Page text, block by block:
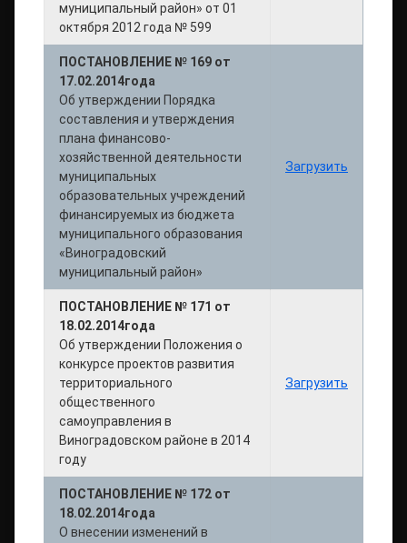
муниципальный район» от 01
октября 2012 года № 599
ПОСТАНОВЛЕНИЕ № 169 от
17.02.2014года
Об утверждении Порядка
составления и утверждения
плана финансово-
хозяйственной деятельности
муниципальных
образовательных учреждений
финансируемых из бюджета
муниципального образования
«Виноградовский
муниципальный район»
Загрузить
ПОСТАНОВЛЕНИЕ № 171 от
18.02.2014года
Об утверждении Положения о
конкурсе проектов развития
территориального
общественного
самоуправления в
Виноградовском районе в 2014
году
Загрузить
ПОСТАНОВЛЕНИЕ № 172 от
18.02.2014года
О внесении изменений в